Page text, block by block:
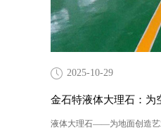
2025-10-29
金石特液体大理石：为
液体大理石——为地面创造艺